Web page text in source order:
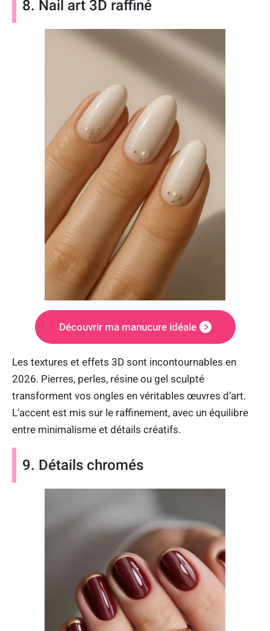
8. Nail art 3D raffiné
Découvrir ma manucure idéale
Les textures et effets 3D sont incontournables en
2026. Pierres, perles, résine ou gel sculpté
transforment vos ongles en véritables œuvres d’art.
L’accent est mis sur le raffinement, avec un équilibre
entre minimalisme et détails créatifs.
9. Détails chromés